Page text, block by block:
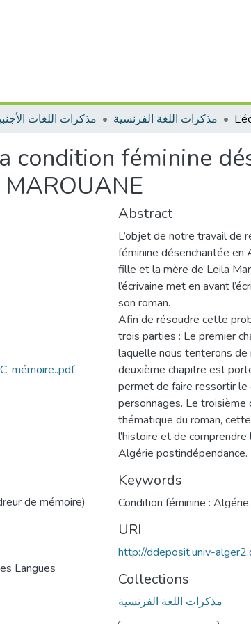
مذكرات اللغات مذكرات اللغة الفرنسية
condition féminine
mémoire..pdf
de mémoire)
Langues
Abstract
L’objet de notre travail de
féminine désenchantée en
fille et la mère de Leila
l’écrivaine met en avant
son roman.
Afin de résoudre cette
trois parties : Le premier
laquelle nous tenterons
deuxième chapitre est
permet de faire ressortir
personnages. Le troisième
thématique du roman,
l’histoire et de
Algérie postindépendance.
Keywords
Condition féminine : Algérie,
URI
http://ddeposit.univ-
Collections
مذكرات اللغة الفرنسية